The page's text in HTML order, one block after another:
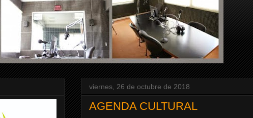
viernes, 26 de octubre de 2018
AGENDA CULTURAL